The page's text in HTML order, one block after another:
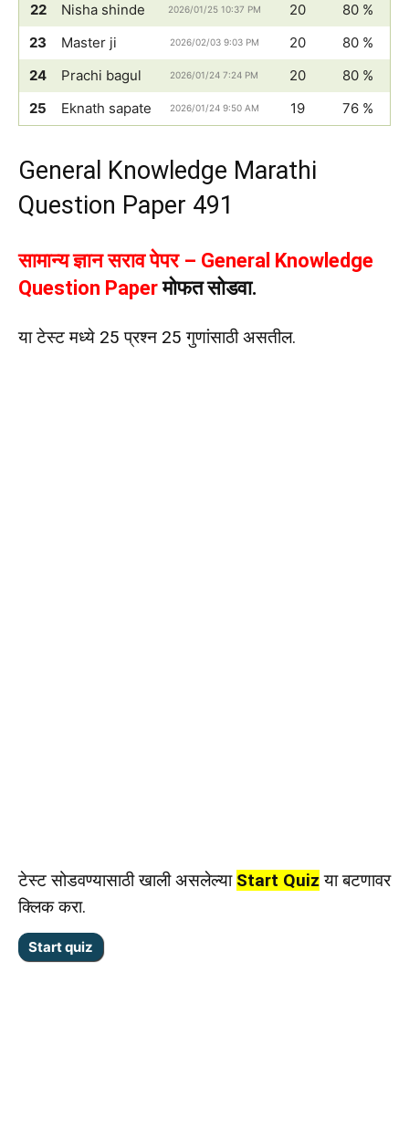
22 Nisha shinde 2026/01/25 10:37 PM 20
80 %
23
Master ji 2026/02/03 9:03 PM 20
80 %
24
Prachi bagul 2026/01/24 7:24 PM 20
80 %
25
Eknath sapate 2026/01/24 9:50 AM 19 76 %
General Knowledge Marathi
Question Paper 491
सामान्य ज्ञान सराव पेपर – General Knowledge
Question Paperमोफत सोडवा.
या टेस्ट मध्ये 25 प्रश्न 25 गुणांसाठी असतील.
टेस्ट सोडवण्यासाठी खाली असलेल्या Start Quiz या बटणावर
क्लिक करा.